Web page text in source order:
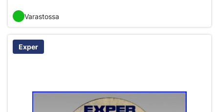
Varastossa
Exper